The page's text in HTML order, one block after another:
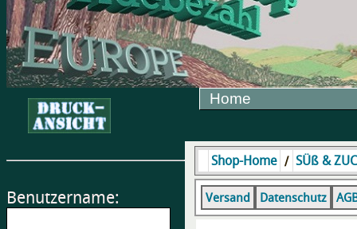
Home
Benutzername:
Shop-Home / SÜß &
Versand Datenschutz